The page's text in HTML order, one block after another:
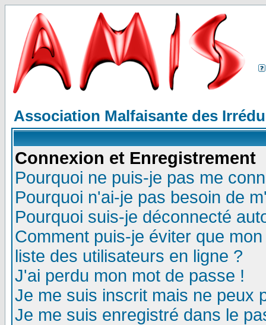
Association Malfaisante des
Connexion et Enregistrement
Pourquoi ne puis-je pas me
Pourquoi n'ai-je pas besoin de
Pourquoi suis-je déconnecté
Comment puis-je éviter que
liste des utilisateurs en ligne ?
J'ai perdu mon mot de passe !
Je me suis inscrit mais ne peux
Je me suis enregistré dans le